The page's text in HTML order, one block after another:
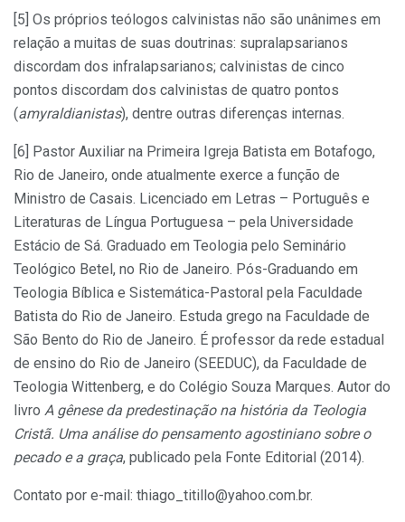
[5] Os próprios teólogos calvinistas não são unânimes em
relação a muitas de suas doutrinas: supralapsarianos
discordam dos infralapsarianos; calvinistas de cinco
pontos discordam dos calvinistas de quatro pontos
(amyraldianistas), dentre outras diferenças internas.
[6] Pastor Auxiliar na Primeira Igreja Batista em Botafogo,
Rio de Janeiro, onde atualmente exerce a função de
Ministro de Casais. Licenciado em Letras – Português e
Literaturas de Língua Portuguesa – pela Universidade
Estácio de Sá. Graduado em Teologia pelo Seminário
Teológico Betel, no Rio de Janeiro. Pós-Graduando em
Teologia Bíblica e Sistemática-Pastoral pela Faculdade
Batista do Rio de Janeiro. Estuda grego na Faculdade de
São Bento do Rio de Janeiro. É professor da rede estadual
de ensino do Rio de Janeiro (SEEDUC), da Faculdade de
Teologia Wittenberg, e do Colégio Souza Marques. Autor do
livro A gênese da predestinação na história da Teologia
Cristã. Uma análise do pensamento agostiniano sobre o
pecado e a graça, publicado pela Fonte Editorial (2014).
Contato por e-mail: thiago_titillo@yahoo.com.br.